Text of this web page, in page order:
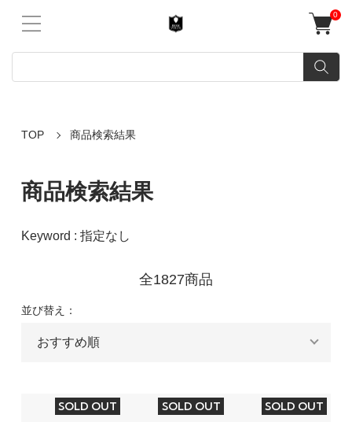
0
TOP 商品検索結果
商品検索結果
Keyword : 指定なし
全1827商品
並び替え：
SOLD OUT SOLD OUT SOLD OUT